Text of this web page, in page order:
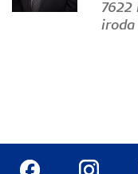
7622
iroda